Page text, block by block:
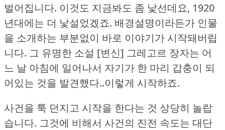
벌어집니다. 이것도 지금봐도 좀 낯선데요, 1920
년대에는 더 낯설었겠죠. 배경설명이라든가 인물
을 소개하는 부분없이 바로 이야기가 시작돼버립
니다. 그 유명한 소설 [변신] 그레고르 장자는 어
느 날 아침에 일어나서 자기가 한 마리 갑충이 되
어있는 것을 발견했다..이렇게 시작하죠.
사건을 툭 던지고 시작을 한다는 것 상당히 놀랍
습니다. 그것에 비해서 사건의 진전 속도는 대단